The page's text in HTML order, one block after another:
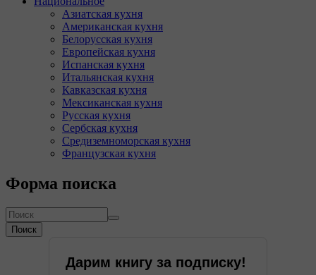
Азиатская кухня
Американская кухня
Белорусская кухня
Европейская кухня
Испанская кухня
Итальянская кухня
Кавказская кухня
Мексиканская кухня
Русская кухня
Сербская кухня
Средиземноморская кухня
Французская кухня
Форма поиска
Поиск
Дарим книгу за подписку!